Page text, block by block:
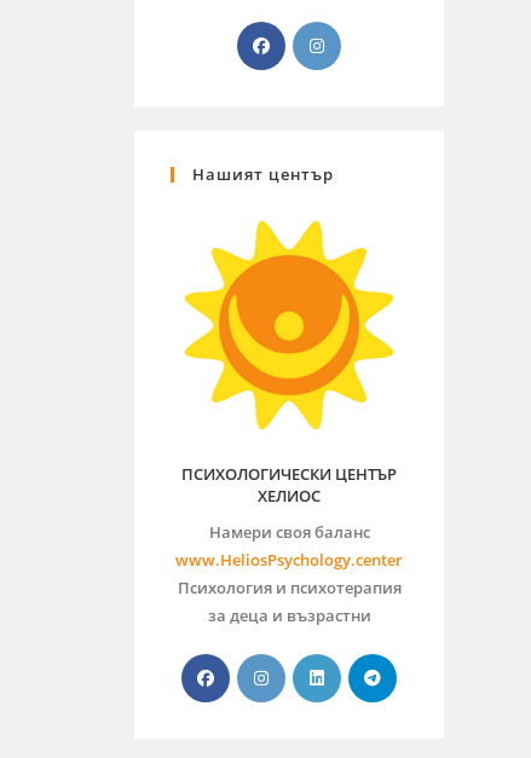
Нашият център
ПСИХОЛОГИЧЕСКИ ЦЕНТЪР
ХЕЛИОС
Намери своя баланс
www.HeliosPsychology.center
Психология и психотерапия
за деца и възрастни